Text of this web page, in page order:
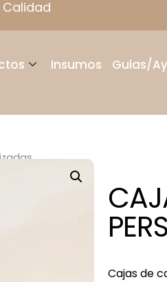
Insumos Guias/
Cajas de